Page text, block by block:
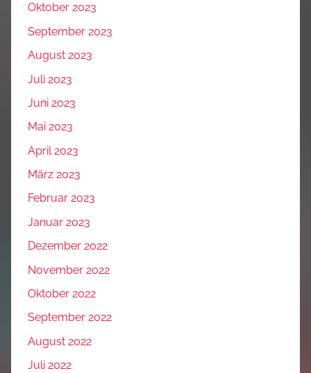
Oktober 2023
September 2023
August 2023
Juli 2023
Juni 2023
Mai 2023
April 2023
März 2023
Februar 2023
Januar 2023
Dezember 2022
November 2022
Oktober 2022
September 2022
August 2022
Juli 2022